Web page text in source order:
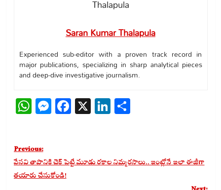
Saran Kumar Thalapula
Experienced sub-editor with a proven track record in
major publications, specializing in sharp analytical pieces
and deep-dive investigative journalism.
WhatsApp
Messenger
Facebook
X LinkedIn
Share
Post
navigation
Previous:
వేసవి తాపానికి చెక్ పెట్టే మూడు రకాల నిమ్మరసాలు.. ఇంట్లోనే ఇలా ఈజీగా
తయారు చేసుకోండి!